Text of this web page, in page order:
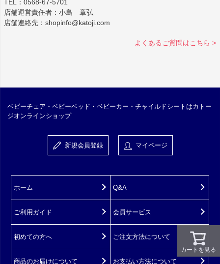
カートを見る
TEL：0568-67-5701
店舗運営責任者：小島 章弘
店舗連絡先：shopinfo@katoji.com
よくあるご質問はこちら >
ベビーチェア・ベビーベッド・ベビーカー・チャイルドシートはカトー
ジオンラインショップ
新規会員登録 マイページ
ホーム
ご利用ガイド
初めての方へ
Q&A
会員サービス
ご注文方法について
商品のお届けについて お支払い方法について